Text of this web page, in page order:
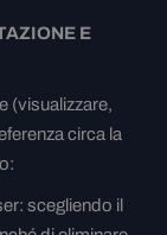
E
(visualizzare,
circa la
scegliendo il